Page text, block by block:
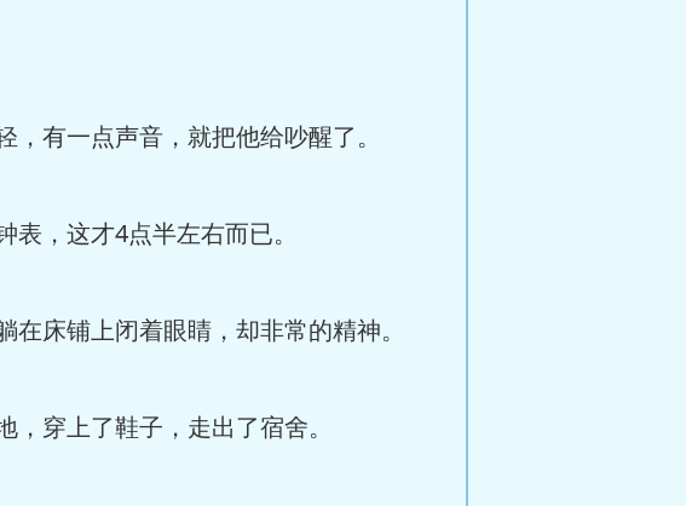
有一点声音，就把他给吵醒了。
，这才4点半左右而已。
床铺上闭着眼睛，却非常的精神。
穿上了鞋子，走出了宿舍。